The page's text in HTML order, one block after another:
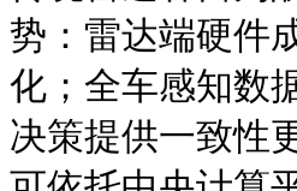
势：雷达端硬件
化；全车感知数
决策提供一致性